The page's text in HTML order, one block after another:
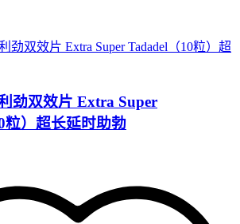
劲双效片 Extra Super
粒）超长延时助勃